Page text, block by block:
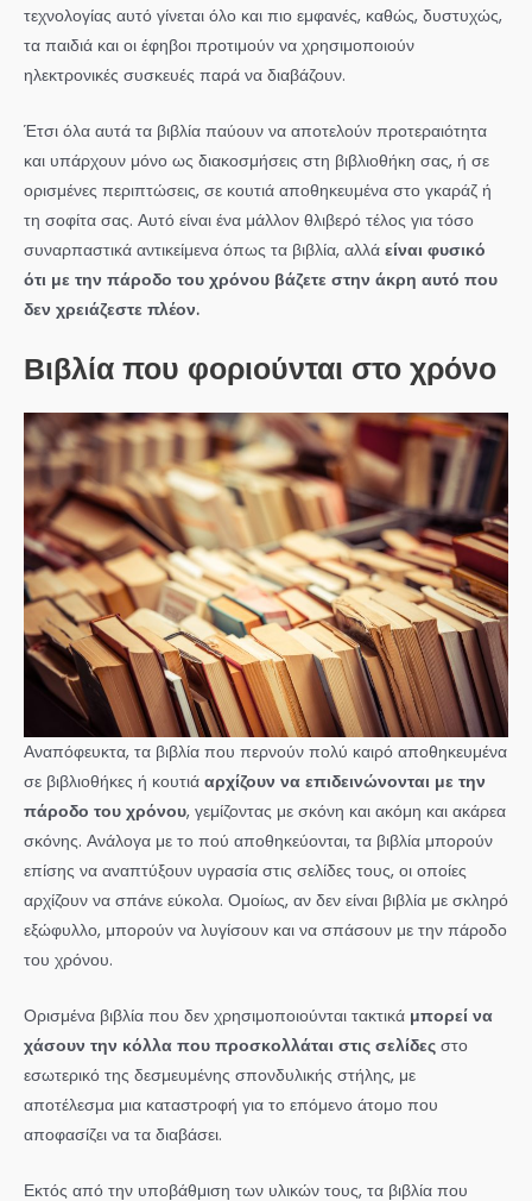
τεχνολογίας αυτό γίνεται όλο και πιο εμφανές, καθώς, δυστυχώς,
τα παιδιά και οι έφηβοι προτιμούν να χρησιμοποιούν
ηλεκτρονικές συσκευές παρά να διαβάζουν.
Έτσι όλα αυτά τα βιβλία παύουν να αποτελούν προτεραιότητα
και υπάρχουν μόνο ως διακοσμήσεις στη βιβλιοθήκη σας, ή σε
ορισμένες περιπτώσεις, σε κουτιά αποθηκευμένα στο γκαράζ ή
τη σοφίτα σας. Αυτό είναι ένα μάλλον θλιβερό τέλος για τόσο
συναρπαστικά αντικείμενα όπως τα βιβλία, αλλά είναι φυσικό
ότι με την πάροδο του χρόνου βάζετε στην άκρη αυτό που
δεν χρειάζεστε πλέον.
Βιβλία που φοριούνται στο χρόνο
Αναπόφευκτα, τα βιβλία που περνούν πολύ καιρό αποθηκευμένα
σε βιβλιοθήκες ή κουτιά αρχίζουν να επιδεινώνονται με την
πάροδο του χρόνου, γεμίζοντας με σκόνη και ακόμη και ακάρεα
σκόνης. Ανάλογα με το πού αποθηκεύονται, τα βιβλία μπορούν
επίσης να αναπτύξουν υγρασία στις σελίδες τους, οι οποίες
αρχίζουν να σπάνε εύκολα. Ομοίως, αν δεν είναι βιβλία με σκληρό
εξώφυλλο, μπορούν να λυγίσουν και να σπάσουν με την πάροδο
του χρόνου.
Ορισμένα βιβλία που δεν χρησιμοποιούνται τακτικά μπορεί να
χάσουν την κόλλα που προσκολλάται στις σελίδες στο
εσωτερικό της δεσμευμένης σπονδυλικής στήλης, με
αποτέλεσμα μια καταστροφή για το επόμενο άτομο που
αποφασίζει να τα διαβάσει.
Εκτός από την υποβάθμιση των υλικών τους, τα βιβλία που